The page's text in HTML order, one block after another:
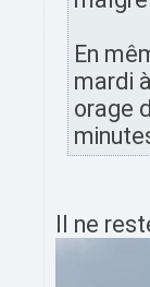
En
mardi
orage
Il ne